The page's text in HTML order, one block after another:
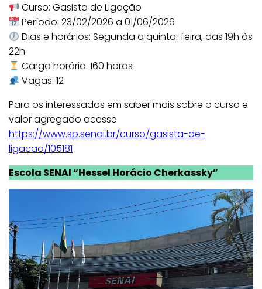
Curso: Gasista de Ligação
Período: 23/02/2026 a 01/06/2026
Dias e horários: Segunda a quinta-feira, das 19h às
22h
Carga horária: 160 horas
Vagas: 12
Para os interessados em saber mais sobre o curso e
valor agregado acesse
https://www.sp.senai.br/curso/gasista-de-
ligacao/105181
Escola SENAI “Hessel Horácio Cherkassky”